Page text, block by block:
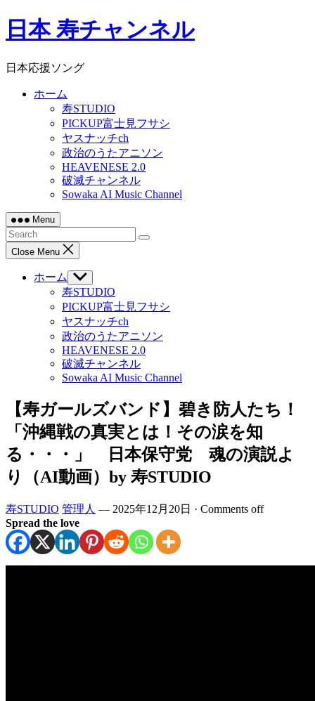
Skip
to日本 寿チャンネル
日本応援ソング
ホーム
寿STUDIO
PICKUP富士見フサシ
ヤスナッチch
政治のうたアニソン
HEAVENESE 2.0
破滅チャンネル
Sowaka AI Music Channel
Menu
Close Menu
ホーム
Show
sub
menu
寿STUDIO
PICKUP富士見フサシ
ヤスナッチch
政治のうたアニソン
HEAVENESE 2.0
破滅チャンネル
Sowaka AI Music Channel
【寿ガールズバンド】碧き防人たち！
「沖縄戦の真実とは！その涙を知
る・・・」 日本保守党 魂の演説よ
り（AI動画）by 寿STUDIO
寿STUDIO 管理人 — 2025年12月20日 · Comments off
Spread the love